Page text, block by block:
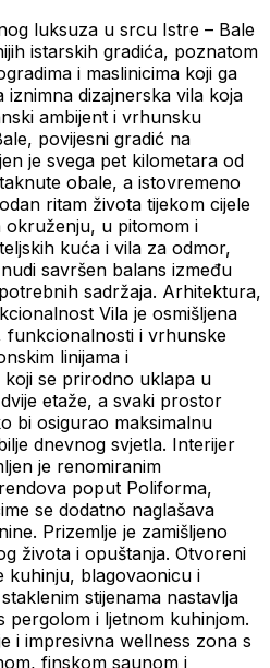
luksuza u srcu Istre – Bale
istarskih gradića, poznatom
i maslinicima koji ga
dizajnerska vila koja
ambijent i vrhunsku
povijesni gradić na
je svega pet kilometara od
obale, a istovremeno
ritam života tijekom cijele
u pitomom i
kuća i vila za odmor,
savršen balans između
sadržaja. Arhitektura,
Vila je osmišljena
funkcionalnosti i vrhunske
linijama i
koji se prirodno uklapa u
etaže, a svaki prostor
bi osigurao maksimalnu
dnevnog svjetla. Interijer
je renomiranim
poput Poliforma,
se dodatno naglašava
Prizemlje je zamišljeno
života i opuštanja. Otvoreni
kuhinju, blagovaonicu i
stijenama nastavlja
pergolom i ljetnom kuhinjom.
i impresivna wellness zona s
finskom saunom i